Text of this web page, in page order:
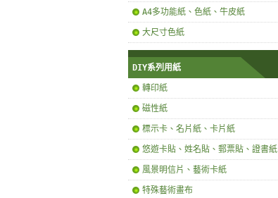
A4多功能紙、色紙、牛皮紙
大尺寸色紙
DIY系列用紙
轉印紙
磁性紙
標示卡、名片紙、卡片紙
悠遊卡貼、姓名貼、郵票貼、證書紙
風景明信片、藝術卡紙
特殊藝術畫布